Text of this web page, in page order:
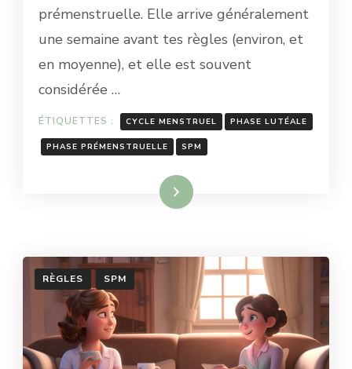
CE
TU
DOIS
« LA
SEMAINE
AVANT
RÈGLES »
prémenstruelle. Elle arrive généralement
une semaine avant tes règles (environ, et
en moyenne), et elle est souvent
considérée …
ÉTIQUETTES : CYCLE MENSTRUEL PHASE LUTÉALE
PHASE PRÉMENSTRUELLE SPM
Lire la suite
RÈGLES SPM